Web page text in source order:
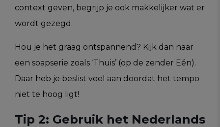
context geven, begrijp je ook makkelijker wat er
wordt gezegd.
Hou je het graag ontspannend? Kijk dan naar
een soapserie zoals ‘Thuis’ (op de zender Eén).
Daar heb je beslist veel aan doordat het tempo
niet te hoog ligt!
Tip 2: Gebruik het Nederlands